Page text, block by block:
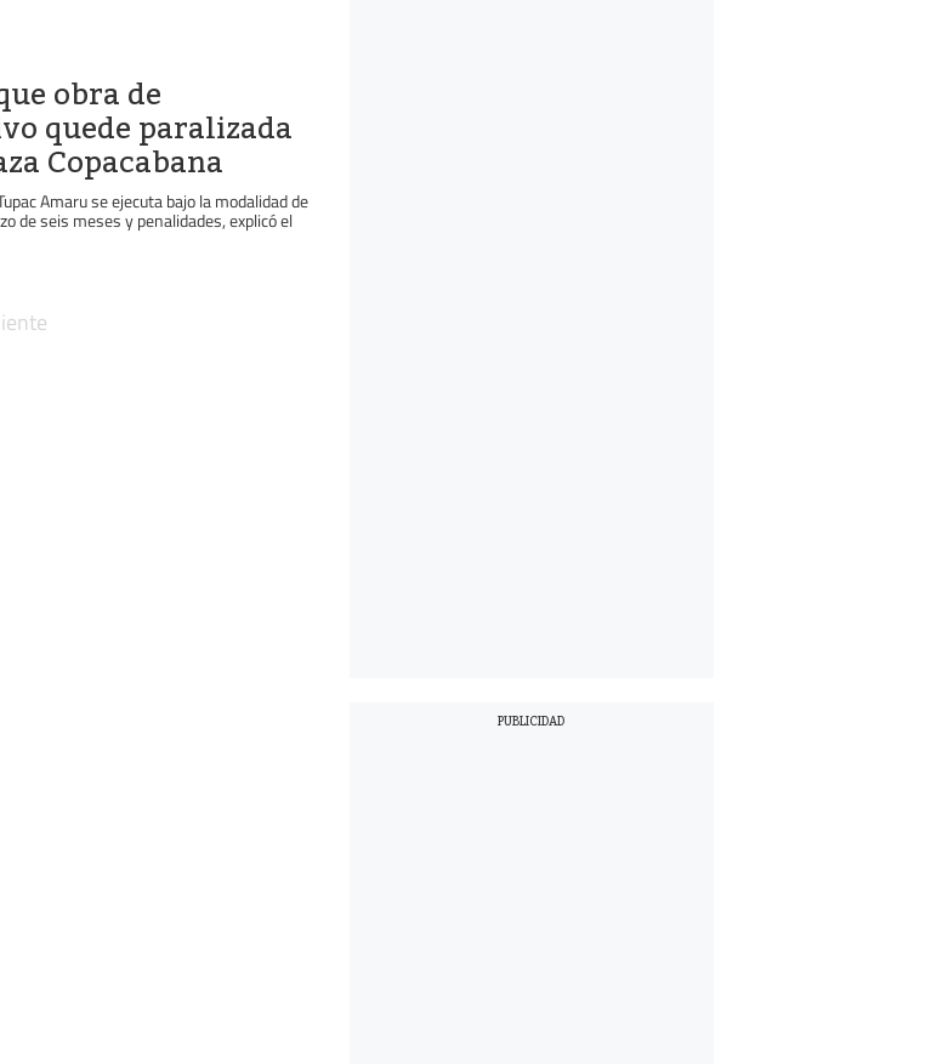
obra de
quede paralizada
Copacabana
Amaru se ejecuta bajo la modalidad de
de seis meses y penalidades, explicó el